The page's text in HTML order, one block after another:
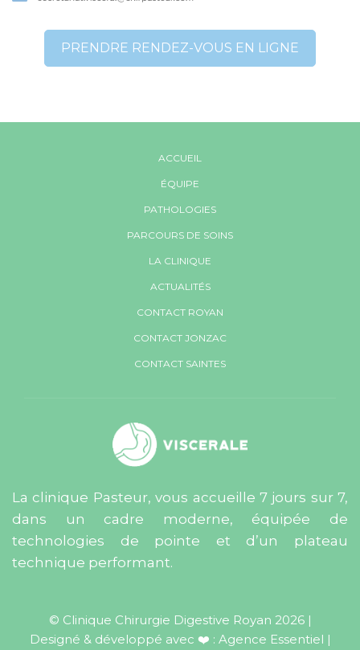
PRENDRE RENDEZ-VOUS EN LIGNE
ACCUEIL
ÉQUIPE
PATHOLOGIES
PARCOURS DE SOINS
LA CLINIQUE
ACTUALITÉS
CONTACT ROYAN
CONTACT JONZAC
CONTACT SAINTES
La clinique Pasteur, vous accueille 7 jours sur 7,
dans un cadre moderne, équipée de
technologies de pointe et d’un plateau
technique performant.
© Clinique Chirurgie Digestive Royan 2026 |
Designé & développé avec ❤️ : Agence Essentiel |